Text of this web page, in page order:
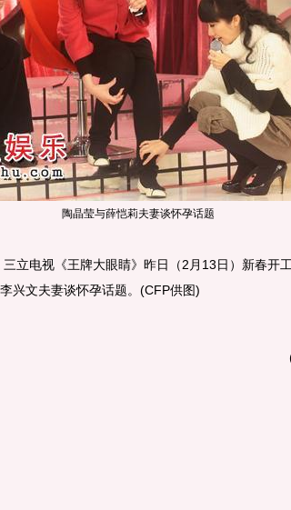
陶晶莹与薛恺莉夫妻谈怀孕话题
电视《王牌大眼睛》昨日（2月13日）新春开
兴文夫妻谈怀孕话题。(CFP供图)